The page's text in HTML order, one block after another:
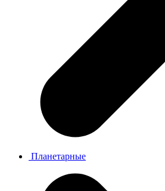
Планетарные